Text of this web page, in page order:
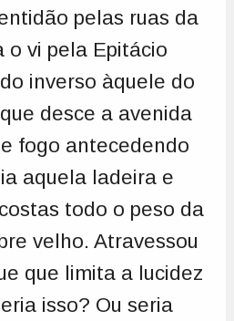
pelas ruas da
o vi pela Epitácio
inverso àquele do
desce a avenida
fogo antecedendo
aquela ladeira e
todo o peso da
velho. Atravessou
que limita a lucidez
isso? Ou seria